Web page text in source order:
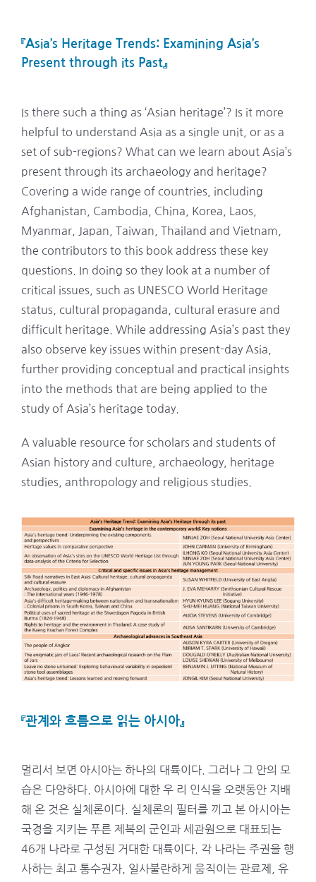
『Asia’s Heritage Trends: Examining Asia’s
Present through its Past』
Is there such a thing as ‘Asian heritage’? Is it more
helpful to understand Asia as a single unit, or as a
set of sub-regions? What can we learn about Asia’s
present through its archaeology and heritage?
Covering a wide range of countries, including
Afghanistan, Cambodia, China, Korea, Laos,
Myanmar, Japan, Taiwan, Thailand and Vietnam,
the contributors to this book address these key
questions. In doing so they look at a number of
critical issues, such as UNESCO World Heritage
status, cultural propaganda, cultural erasure and
difficult heritage. While addressing Asia’s past they
also observe key issues within present-day Asia,
further providing conceptual and practical insights
into the methods that are being applied to the
study of Asia’s heritage today.
A valuable resource for scholars and students of
Asian history and culture, archaeology, heritage
studies, anthropology and religious studies.
『관계와 흐름으로 읽는 아시아』
멀리서 보면 아시아는 하나의 대륙이다. 그러나 그 안의 모
습은 다양하다. 아시아에 대한 우 리 인식을 오랫동안 지배
해 온 것은 실체론이다. 실체론의 필터를 끼고 본 아시아는
국경을 지키는 푸른 제복의 군인과 세관원으로 대표되는
46개 나라로 구성된 거대한 대륙이다. 각 나라는 주권을 행
사하는 최고 통수권자, 일사불란하게 움직이는 관료제, 유